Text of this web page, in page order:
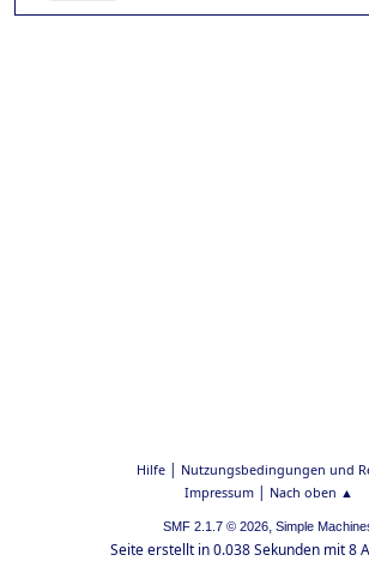
Hilfe| Nutzungsbedingungen und
Impressum| Nach oben ▲
SMF 2.1.7 © 2026, Simple
Seite erstellt in 0.038 Sekunden mit 8